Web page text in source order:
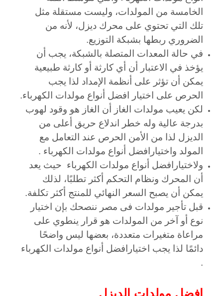
الخامسة من المولدات، وليست مستقلة مثل
تلك التي تحتوي على محرك ديزل، لأنه من
الضروري ربطها بشبكة التوزيع.
في حالة المعدات المتصلة بالشبكة، يجب أن
يؤخذ في الاعتبار أن أي كارثة أو كارثة طبيعية
يمكن أن تؤثر على أنظمة الإمداد لذا يجب
الحرص على اختيار افضل أنواع مولدات الكهرباء.
لكن يعيب مولدات الغاز أن الغاز هو وقود لهوب
بدرجة عالية وله خطر اندلاع حريق أعلى من
الديزل لذا من الأمن الحرص عند التعامل مع
المولد واختيارافضل أنواع مولدات الكهرباء .
ولاختيارافضل أنواع مولدات الكهرباء حيث يعد
أن المحرك ونظام التحكم أكثر تطلبًا، لذلك
يمكن أن يصبح السعر النهائي للمنتج أكثر تكلفة.
قبل تأجير مولدات فى مصر ننصحك بإن اختيار
نوع أو آخر من المولدات هو قرار ينطوي على
مراعاة متغيرات متعددة، بعضها ليس واضحًا
دائمًا لذا يجب اختيارافضل أنواع مولدات الكهرباء
.
افضل مولدات الديزل